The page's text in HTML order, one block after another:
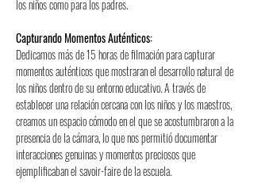
los niños como para los padres.
Capturando Momentos Auténticos:
Dedicamos más de 15 horas de filmación para capturar
momentos auténticos que mostraran el desarrollo natural de
los niños dentro de su entorno educativo. A través de
establecer una relación cercana con los niños y los maestros,
creamos un espacio cómodo en el que se acostumbraron a la
presencia de la cámara, lo que nos permitió documentar
interacciones genuinas y momentos preciosos que
ejemplificaban el savoir-faire de la escuela.